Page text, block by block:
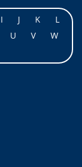
I J K
L
U V
W